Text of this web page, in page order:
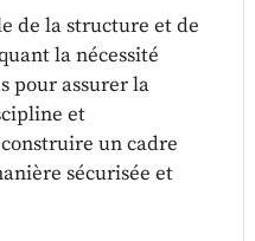
de la structure et de
la nécessité
pour assurer la
et
un cadre
sécurisée et